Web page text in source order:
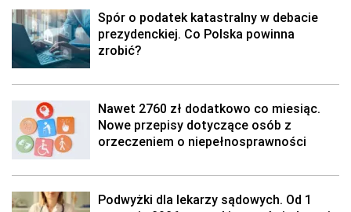
Spór o podatek katastralny w debacie
prezydenckiej. Co Polska powinna
zrobić?
Nawet 2760 zł dodatkowo co miesiąc.
Nowe przepisy dotyczące osób z
orzeczeniem o niepełnosprawności
Podwyżki dla lekarzy sądowych. Od 1